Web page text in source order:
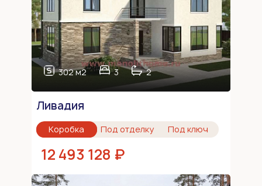
302 м2 3 2
Ливадия
Коробка Под отделку Под ключ
12 493 128 ₽